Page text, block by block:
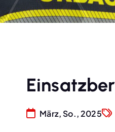
März, So., 2025